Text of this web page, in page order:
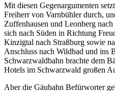
Mit diesen Gegenargumenten
Freiherr von Varnbühler durch,
Zuffenhausen und Leonberg
sich nach Süden in Richtung
Kinzigtal nach Straßburg sowie
Anschluss nach Wildbad und ins
Schwarzwaldbahn brachte dem
Hotels im Schwarzwald großen
Aber die Gäubahn Befürworter